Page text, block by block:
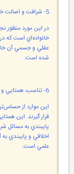
در اين مورد منظور
خانواده‌اي است که در
عقلي و جسمي آن
شده است.
اين موارد از
قرار گيرند. اين
پايبندي به مسائل
اخلاقي و پايبندي به
علمي است.